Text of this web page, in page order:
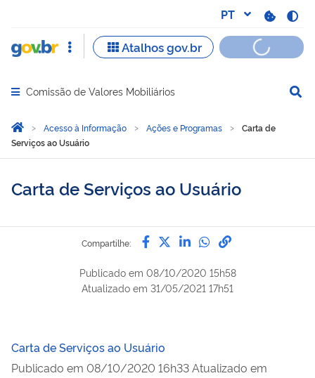
Abrir menu principal de navegação
Comissão de Valores Mobiliários
Você está aqui:
Página Inicial
Acesso à Informação Ações e Programas
Carta de
Serviços ao Usuário
Carta de Serviços ao Usuário
Compartilhe: Compartilhe por Facebook
Compartilhe por Twitter
Compartilhe por
Compartilhe
link para
Publicado em 08/10/2020 15h58
Atualizado em 31/05/2021 17h51
Carta de Serviços ao Usuário
Compartilhe por
Compartilhe
link
Publicado em 08/10/2020 16h33Atualizado em